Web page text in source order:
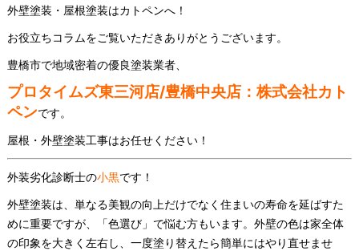
外壁塗装・屋根塗装はカトペンへ！
お役立ちコラムをご覧いただきありがとうございます。
豊橋市で地域密着の優良塗装業者、
プロタイムズ東三河店/豊橋中央店：株式会社カト
ペンです。
屋根・外壁塗装工事はお任せください！
外装劣化診断士の小黒です！
外壁塗装は、単なる美観の向上だけでなく住まいの寿命を延ばすた
めに重要ですが、「色選び」で悩む方もいます。外壁の色は家全体
の印象を大きく左右し、一度塗り替えたら簡単にはやり直せませ